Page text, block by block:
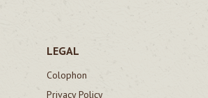
LEGAL
Colophon
Privacy Policy